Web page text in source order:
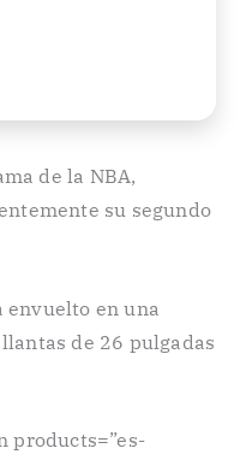
de la NBA,
su segundo
envuelto en una
de 26 pulgadas
products=”es-